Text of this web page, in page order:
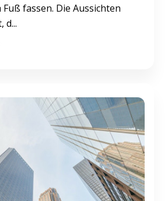
fassen. Die Aussichten
d...